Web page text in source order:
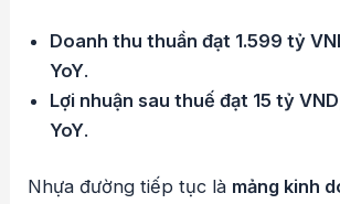
Doanh thu thuần đạt 1.599 tỷ
YoY.
Lợi nhuận sau thuế đạt 15 tỷ VND
YoY.
Nhựa đường tiếp tục là mảng kinh